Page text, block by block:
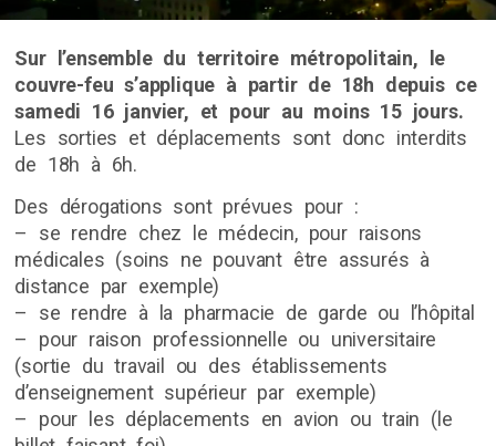
Sur l’ensemble du territoire métropolitain, le
couvre-feu s’applique à partir de 18h depuis ce
samedi 16 janvier, et pour au moins 15 jours.
Les sorties et déplacements sont donc interdits
de 18h à 6h.
Des dérogations sont prévues pour :
– se rendre chez le médecin, pour raisons
médicales (soins ne pouvant être assurés à
distance par exemple)
– se rendre à la pharmacie de garde ou l’hôpital
– pour raison professionnelle ou universitaire
(sortie du travail ou des établissements
d’enseignement supérieur par exemple)
– pour les déplacements en avion ou train (le